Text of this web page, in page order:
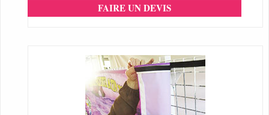
FAIRE UN DEVIS